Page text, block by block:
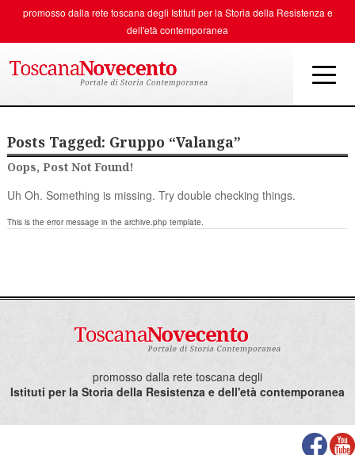
promosso dalla rete toscana degli Istituti per la Storia della Resistenza e
dell'età contemporanea
Posts Tagged: Gruppo “Valanga”
Oops, Post Not Found!
Uh Oh. Something is missing. Try double checking things.
This is the error message in the archive.php template.
promosso dalla rete toscana degli
Istituti per la Storia della Resistenza e dell'età contemporanea